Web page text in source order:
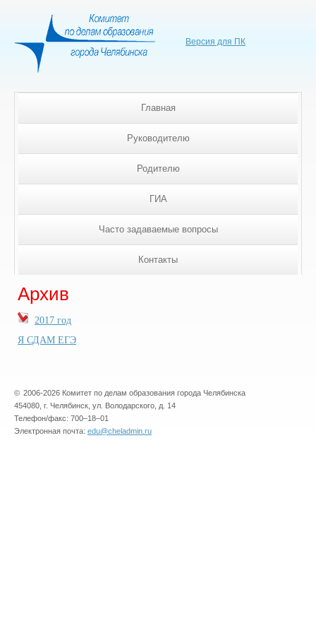
Версия для ПК
Главная
Руководителю
Родителю
ГИА
Часто задаваемые вопросы
Контакты
Архив
2017 год
Я СДАМ ЕГЭ
© 2006-2026 Комитет по делам образования города Челябинска
454080, г. Челябинск, ул. Володарского, д. 14
Телефон/факс: 700–18–01
Электронная почта: edu@cheladmin.ru